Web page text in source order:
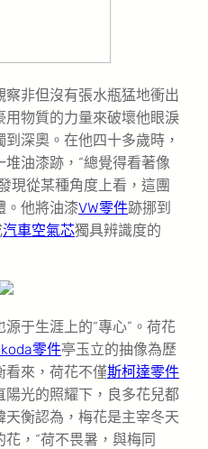
非但沒有張水瓶猛地衝出
物質的力量來破壞他眼淚
深奧。在他四十多歲時，
油漆跡，“總覺得看著像
現從某種角度上看，這團
。他將油漆VW零件跡挪到
汽車空氣芯獨具辨識度的
于生涯上的“專心”。荷花
零件亭玉立的抽像為歷
看來，荷花不僅斯柯達零件
光的照耀下，良多花兒都
衡認為，梅花是主宰冬天
，“荷不畏暑，與梅同